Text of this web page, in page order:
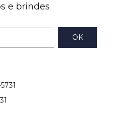
e brindes